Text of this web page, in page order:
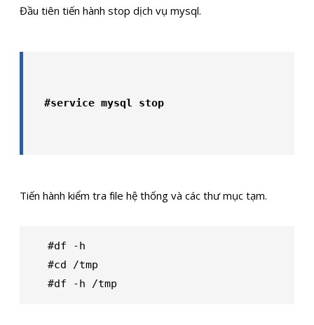
Đầu tiên tiến hành stop dịch vụ mysql.
#service mysql stop
Tiến hành kiểm tra file hệ thống và các thư mục tạm.
#df -h
#cd /tmp
#df -h /tmp